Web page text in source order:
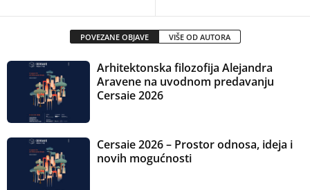
POVEZANE OBJAVE VIŠE OD AUTORA
Arhitektonska filozofija Alejandra
Aravene na uvodnom predavanju
Cersaie 2026
Cersaie 2026 – Prostor odnosa, ideja i
novih mogućnosti